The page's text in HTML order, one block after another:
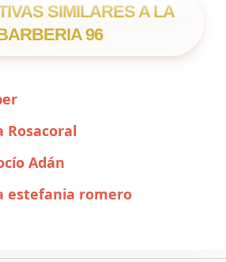
SIMILARES A LA
96
Rosacoral
Adán
estefania romero